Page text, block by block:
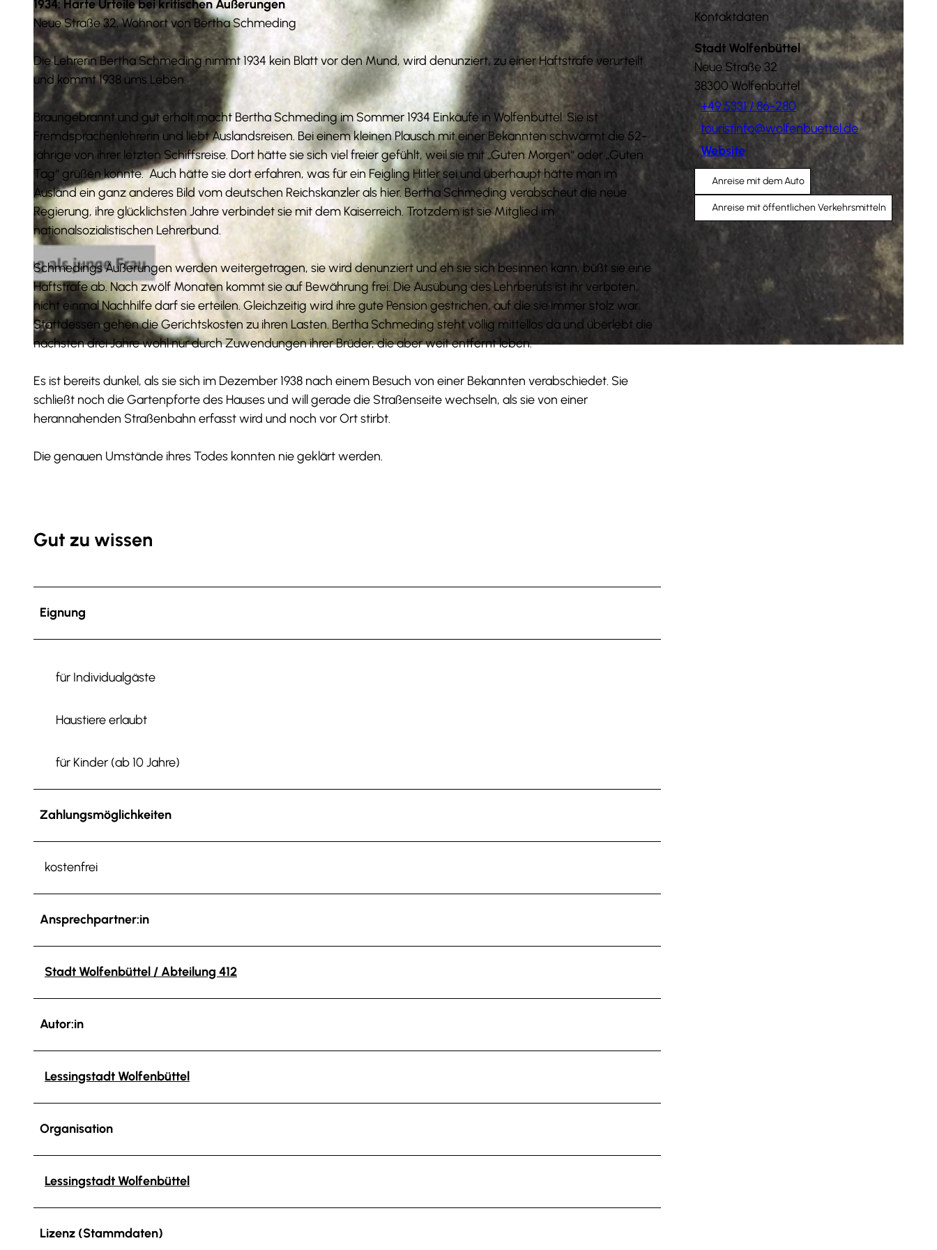
1934: Harte Urteile bei kritischen Äußerungen
Neue Straße 32, Wohnort von Bertha Schmeding
Die Lehrerin Bertha Schmeding nimmt 1934 kein Blatt vor den Mund, wird denunziert, zu einer Haftstrafe verurteilt
und kommt 1938 ums Leben.
Braungebrannt und gut erholt macht Bertha Schmeding im Sommer 1934 Einkäufe in Wolfenbüttel. Sie ist
Fremdsprachenlehrerin und liebt Auslandsreisen. Bei einem kleinen Plausch mit einer Bekannten schwärmt die 52-
jährige von ihrer letzten Schiffsreise. Dort hätte sie sich viel freier gefühlt, weil sie mit „Guten Morgen“ oder „Guten
Tag“ grüßen konnte. Auch hätte sie dort erfahren, was für ein Feigling Hitler sei und überhaupt hätte man im
Ausland ein ganz anderes Bild vom deutschen Reichskanzler als hier. Bertha Schmeding verabscheut die neue
Regierung, ihre glücklichsten Jahre verbindet sie mit dem Kaiserreich. Trotzdem ist sie Mitglied im
nationalsozialistischen Lehrerbund.
Schmedings Äußerungen werden weitergetragen, sie wird denunziert und eh sie sich besinnen kann, büßt sie eine
Haftstrafe ab. Nach zwölf Monaten kommt sie auf Bewährung frei. Die Ausübung des Lehrberufs ist ihr verboten,
nicht einmal Nachhilfe darf sie erteilen. Gleichzeitig wird ihre gute Pension gestrichen, auf die sie immer stolz war.
Stattdessen gehen die Gerichtskosten zu ihren Lasten. Bertha Schmeding steht völlig mittellos da und überlebt die
nächsten drei Jahre wohl nur durch Zuwendungen ihrer Brüder, die aber weit entfernt leben.
Es ist bereits dunkel, als sie sich im Dezember 1938 nach einem Besuch von einer Bekannten verabschiedet. Sie
schließt noch die Gartenpforte des Hauses und will gerade die Straßenseite wechseln, als sie von einer
herannahenden Straßenbahn erfasst wird und noch vor Ort stirbt.
Die genauen Umstände ihres Todes konnten nie geklärt werden.
Gut zu wissen
Eignung
für Individualgäste
Haustiere erlaubt
für Kinder (ab 10 Jahre)
Zahlungsmöglichkeiten
kostenfrei
Ansprechpartner:in
Stadt Wolfenbüttel / Abteilung 412
Autor:in
Lessingstadt Wolfenbüttel
Organisation
Lessingstadt Wolfenbüttel
Lizenz (Stammdaten)
Kontaktdaten
Stadt Wolfenbüttel
Neue Straße 32
38300Wolfenbüttel
+49 5331 / 86-280
touristinfo@wolfenbuettel.de
Website
Anreise mit dem Auto
Anreise mit öffentlichen Verkehrsmitteln